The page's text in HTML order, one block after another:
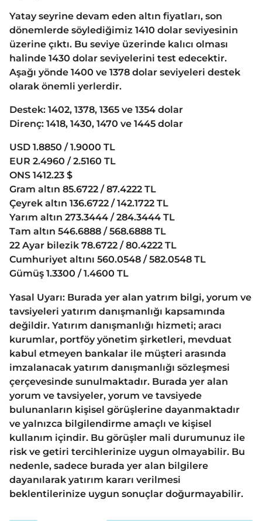
Yatay seyrine devam eden altın fiyatları, son
dönemlerde söylediğimiz 1410 dolar seviyesinin
üzerine çıktı. Bu seviye üzerinde kalıcı olması
halinde 1430 dolar seviyelerini test edecektir.
Aşağı yönde 1400 ve 1378 dolar seviyeleri destek
olarak önemli yerlerdir.
Destek: 1402, 1378, 1365 ve 1354 dolar
Direnç: 1418, 1430, 1470 ve 1445 dolar
USD 1.8850 / 1.9000 TL
EUR 2.4960 / 2.5160 TL
ONS 1412.23 $
Gram altın 85.6722 / 87.4222 TL
Çeyrek altın 136.6722 / 142.1722 TL
Yarım altın 273.3444 / 284.3444 TL
Tam altın 546.6888 / 568.6888 TL
22 Ayar bilezik 78.6722 / 80.4222 TL
Cumhuriyet altını 560.0548 / 582.0548 TL
Gümüş 1.3300 / 1.4600 TL
Yasal Uyarı: Burada yer alan yatrım bilgi, yorum ve
tavsiyeleri yatırım danışmanlığı kapsamında
değildir. Yatırım danışmanlığı hizmeti; aracı
kurumlar, portföy yönetim şirketleri, mevduat
kabul etmeyen bankalar ile müşteri arasında
imzalanacak yatırım danışmanlığı sözleşmesi
çerçevesinde sunulmaktadır. Burada yer alan
yorum ve tavsiyeler, yorum ve tavsiyede
bulunanların kişisel görüşlerine dayanmaktadır
ve yalnızca bilgilendirme amaçlı ve kişisel
kullanım içindir. Bu görüşler mali durumunuz ile
risk ve getiri tercihlerinize uygun olmayabilir. Bu
nedenle, sadece burada yer alan bilgilere
dayanılarak yatırım kararı verilmesi
beklentilerinize uygun sonuçlar doğurmayabilir.